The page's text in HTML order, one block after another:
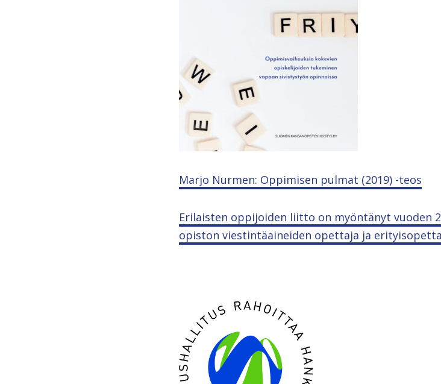
Marjo Nurmen: Oppimisen pulmat (2019) -teos
Erilaisten oppijoiden liitto on myöntänyt vuoden
opiston viestintäaineiden opettaja ja